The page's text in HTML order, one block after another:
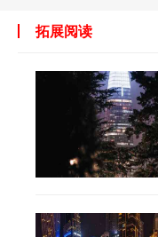
拓展阅读